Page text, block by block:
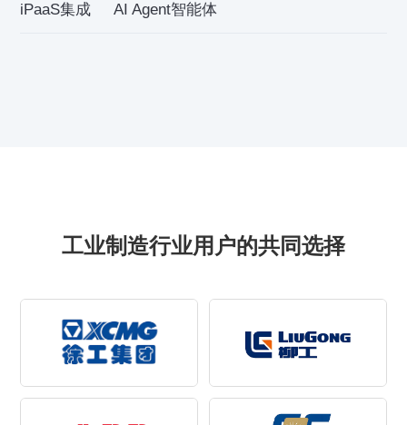
iPaaS集成
AI Agent智能体
工业制造行业用户的共同选择